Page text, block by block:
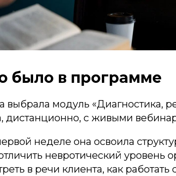
было в программе
выбрала модуль «Диагностика,
дистанционно, с живыми
неделе она освоила
невротический уровень
в речи клиента, как